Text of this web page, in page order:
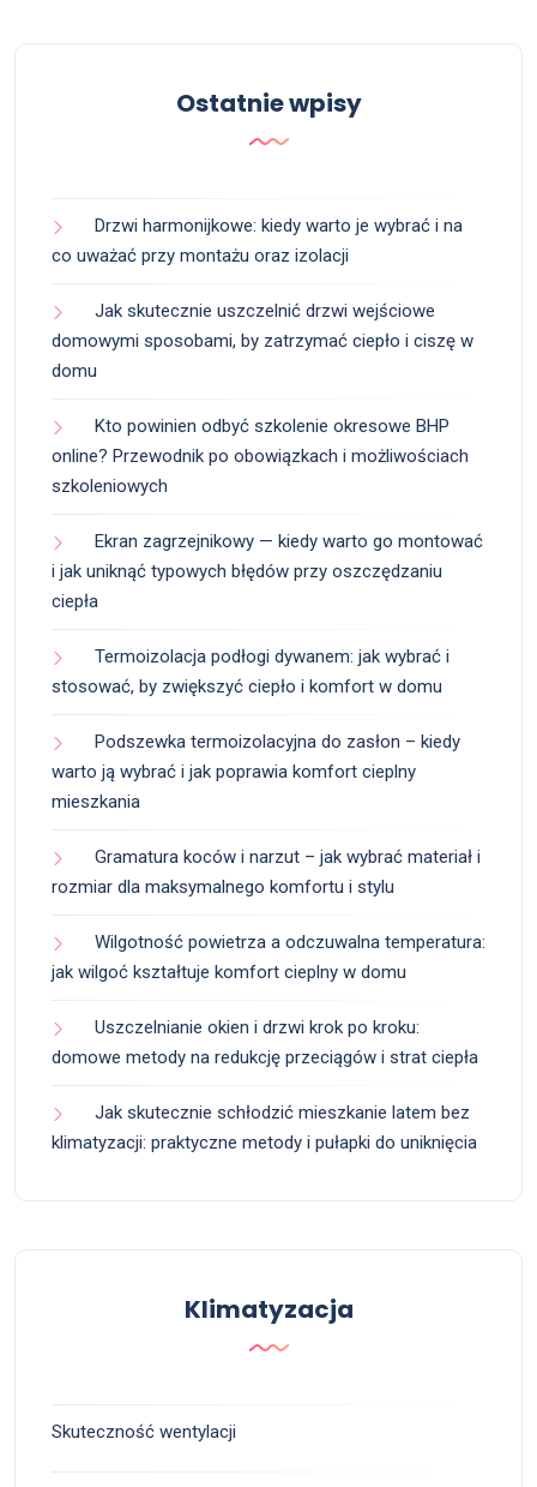
Ostatnie wpisy
Drzwi harmonijkowe: kiedy warto je wybrać i na
co uważać przy montażu oraz izolacji
Jak skutecznie uszczelnić drzwi wejściowe
domowymi sposobami, by zatrzymać ciepło i ciszę w
domu
Kto powinien odbyć szkolenie okresowe BHP
online? Przewodnik po obowiązkach i możliwościach
szkoleniowych
Ekran zagrzejnikowy — kiedy warto go montować
i jak uniknąć typowych błędów przy oszczędzaniu
ciepła
Termoizolacja podłogi dywanem: jak wybrać i
stosować, by zwiększyć ciepło i komfort w domu
Podszewka termoizolacyjna do zasłon – kiedy
warto ją wybrać i jak poprawia komfort cieplny
mieszkania
Gramatura koców i narzut – jak wybrać materiał i
rozmiar dla maksymalnego komfortu i stylu
Wilgotność powietrza a odczuwalna temperatura:
jak wilgoć kształtuje komfort cieplny w domu
Uszczelnianie okien i drzwi krok po kroku:
domowe metody na redukcję przeciągów i strat ciepła
Jak skutecznie schłodzić mieszkanie latem bez
klimatyzacji: praktyczne metody i pułapki do uniknięcia
Klimatyzacja
Skuteczność wentylacji